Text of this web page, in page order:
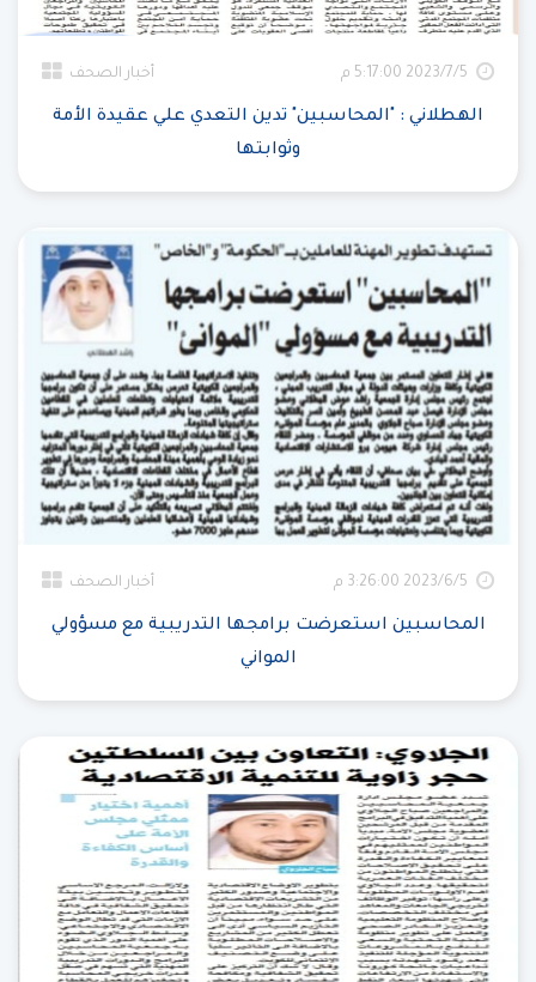
5‏‏/7‏‏/2023 5:17:00 م أخبار الصحف
الهطلاني : "المحاسبين" تدين التعدي علي عقيدة الأمة
وثوابتها
5‏‏/6‏‏/2023 3:26:00 م أخبار الصحف
المحاسبين استعرضت برامجها التدريبية مع مسؤولي
المواني